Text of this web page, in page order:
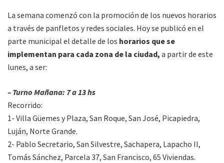
La semana comenzó con la promoción de los nuevos horarios
a través de panfletos y redes sociales. Hoy se publicó en el
parte municipal el detalle de los horarios que se
implementan para cada zona de la ciudad, a partir de este
lunes, a ser:
– Turno Mañana: 7 a 13 hs
Recorrido:
1- Villa Güemes y Plaza, San Roque, San José, Picapiedra,
Luján, Norte Grande.
2- Pablo Secretario, San Silvestre, Sachapera, Lapacho II,
Tomás Sánchez, Parcela 37, San Francisco, 65 Viviendas.